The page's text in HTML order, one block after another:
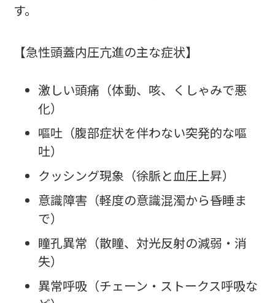
す。
【急性頭蓋内圧亢進の主な症状】
激しい頭痛（体動、咳、くしゃみで悪
化）
嘔吐（腹部症状を伴わない突発的な嘔
吐）
クッシング現象（徐脈と血圧上昇）
意識障害（軽度の意識混濁から昏睡ま
で）
瞳孔異常（散瞳、対光反射の減弱・消
失）
異常呼吸（チェーン・ストークス呼吸な